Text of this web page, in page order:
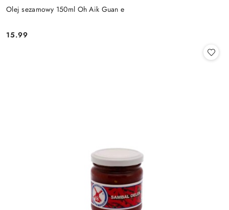
Olej sezamowy 150ml Oh Aik Guan e
Cena:
15.99